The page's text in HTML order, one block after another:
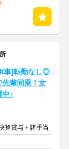
車]転勤なし◎
先輩同乗！女
中♪
算賞与＋諸手当